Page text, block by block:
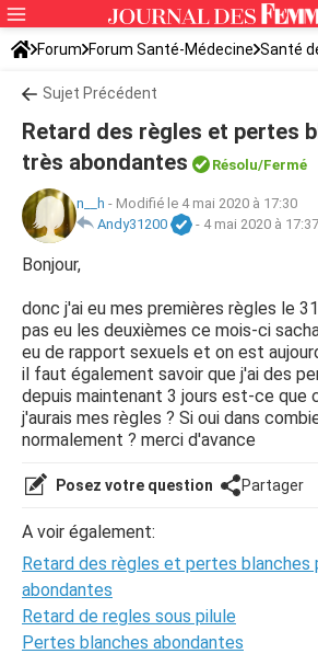
Forum Forum Santé-Médecine Santé
Sujet Précédent
Retard des règles et pertes
très abondantes
Résolu/Fermé
n__h - Modifié le 4 mai 2020 à 17:30
Andy31200
- 4 mai 2020 à 17:37
Bonjour,
donc j'ai eu mes premières règles le
pas eu les deuxièmes ce mois-ci
eu de rapport sexuels et on est
il faut également savoir que j'ai des
depuis maintenant 3 jours est-ce que
j'aurais mes règles ? Si oui dans
normalement ? merci d'avance
Posez votre question Partager
A voir également:
Retard des règles et pertes blanches
abondantes
Retard de regles sous pilule
Pertes blanches abondantes